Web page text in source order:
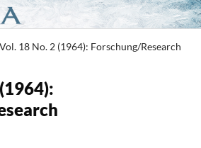
Vol. 18 No. 2 (1964): Forschung/Research